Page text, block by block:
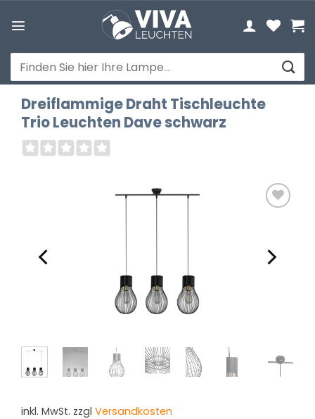
Inhalt
Suchen
nach:
Dreiflammige Draht Tischleuchte
Trio Leuchten Dave schwarz
inkl. MwSt. zzgl Versandkosten